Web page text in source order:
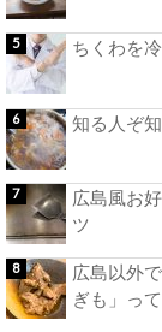
ちくわを
知る人ぞ
広島風お
ツ
広島以外
ぎも」っ